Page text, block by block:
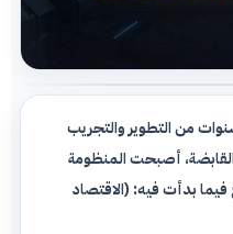
من التطوير والتجريب
أصبحت المنظومة
بدأت فيه: (الاقتصاد